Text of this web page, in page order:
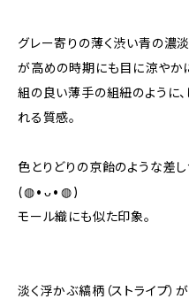
グレー寄りの薄く渋い青の濃
が高めの時期にも目に涼やか
組の良い薄手の組紐のように
れる質感。
色とりどりの京飴のような差
(⁠◍⁠•⁠ᴗ⁠•⁠◍⁠)
モール織にも似た印象。
淡く浮かぶ縞柄（ストライプ）